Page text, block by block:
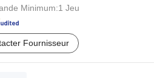
Minimum:1 Jeu
Fournisseur